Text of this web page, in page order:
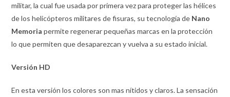
militar, la cual fue usada por primera vez para proteger las hélices
de los helicópteros militares de fisuras, su tecnología de Nano
Memoria permite regenerar pequeñas marcas en la protección
lo que permiten que desaparezcan y vuelva a su estado inicial.
Versión HD
En esta versión los colores son mas nítidos y claros. La sensación